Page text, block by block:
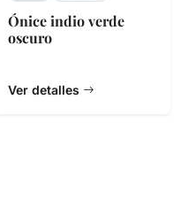
Ónice indio verde
oscuro
Ver detalles